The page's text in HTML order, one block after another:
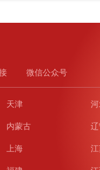
微信公众号
天津
内蒙古
上海